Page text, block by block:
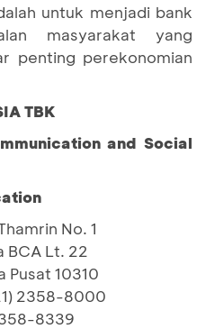
untuk menjadi bank
masyarakat yang
penting perekonomian
TBK
and Social
No. 1
BCA Lt. 22
Pusat 10310
2358-8000
8339